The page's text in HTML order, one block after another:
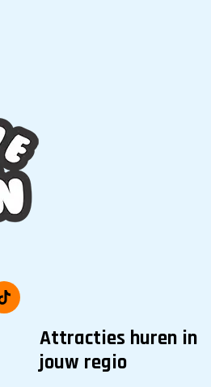
Attracties huren in
jouw regio